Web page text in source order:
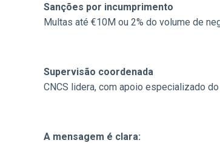
Sanções por incumprimento
Multas até €10M ou 2% do volume de
Supervisão coordenada
CNCS lidera, com apoio especializado
A mensagem é clara: